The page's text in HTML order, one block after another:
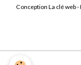
Conception La clé web -